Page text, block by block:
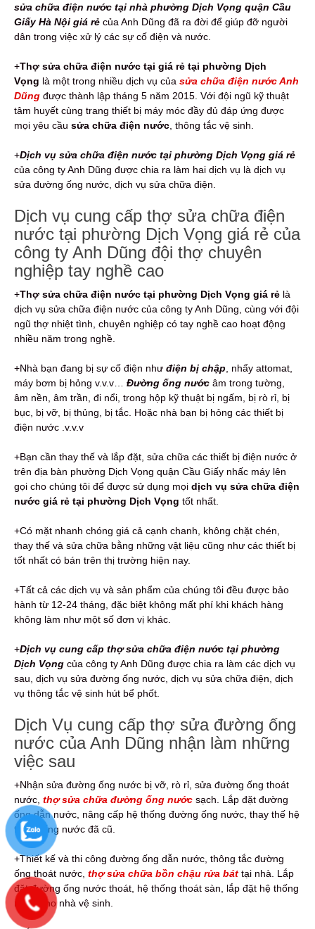
sửa chữa điện nước tại nhà phường Dịch Vọng quận Cầu
Giấy Hà Nội giá rẻ của Anh Dũng đã ra đời để giúp đỡ người
dân trong việc xử lý các sự cố điện và nước.
+Thợ sửa chữa điện nước tại giá rẻ tại phường Dịch
Vọng là một trong nhiều dịch vụ của sửa chữa điện nước Anh
Dũng được thành lập tháng 5 năm 2015. Với đội ngũ kỹ thuật
tâm huyết cùng trang thiết bị máy móc đầy đủ đáp ứng được
mọi yêu cầu sửa chữa điện nước , thông tắc vệ sinh.
+Dịch vụ sửa chữa điện nước tại phường Dịch Vọng giá rẻ
của công ty Anh Dũng được chia ra làm hai dịch vụ là dịch vụ
sửa đường ống nước, dịch vụ sửa chữa điện.
Dịch vụ cung cấp thợ sửa chữa điện
nước tại phường Dịch Vọng giá rẻ của
công ty Anh Dũng đội thợ chuyên
nghiệp tay nghề cao
+Thợ sửa chữa điện nước tại phường Dịch Vọng giá rẻ là
dịch vụ sửa chữa điện nước của công ty Anh Dũng, cùng với đội
ngũ thợ nhiệt tình, chuyên nghiệp có tay nghề cao hoạt động
nhiều năm trong nghề.
+Nhà bạn đang bị sự cố điện như điện bị chập , nhẩy attomat,
máy bơm bị hỏng v.v.v… Đường ống nước âm trong tường,
âm nền, âm trần, đi nổi, trong hộp kỹ thuật bị ngấm, bị rò rỉ, bị
bục, bị vỡ, bị thủng, bị tắc. Hoặc nhà bạn bị hỏng các thiết bị
điện nước .v.v.v
+Bạn cần thay thế và lắp đặt, sửa chữa các thiết bị điện nước ở
trên địa bàn phường Dịch Vọng quận Cầu Giấy nhấc máy lên
gọi cho chúng tôi để được sử dụng mọi dịch vụ sửa chữa điện
nước giá rẻ tại phường Dịch Vọng tốt nhất.
+Có mặt nhanh chóng giá cả cạnh chanh, không chặt chén,
thay thế và sửa chữa bằng những vật liệu cũng như các thiết bị
tốt nhất có bán trên thị trường hiện nay.
+Tất cả các dịch vụ và sản phẩm của chúng tôi đều được bảo
hành từ 12-24 tháng, đặc biệt không mất phí khi khách hàng
không làm như một số đơn vị khác.
+Dịch vụ cung cấp thợ sửa chữa điện nước tại phường
Dịch Vọng của công ty Anh Dũng được chia ra làm các dịch vụ
sau, dịch vụ sửa đường ống nước, dịch vụ sửa chữa điện, dịch
vụ thông tắc vệ sinh hút bể phốt.
Dịch Vụ cung cấp thợ sửa đường ống
nước của Anh Dũng nhận làm những
việc sau
+Nhận sửa đường ống nước bị vỡ, rò rỉ, sửa đường ống thoát
nước, thợ sửa chữa đường ống nước sạch. Lắp đặt đường
ống dẫn nước, nâng cấp hệ thống đường ống nước, thay thế hệ
thống ống nước đã cũ.
+Thiết kế và thi công đường ống dẫn nước, thông tắc đường
ống thoát nước, thợ sửa chữa bồn chậu rửa bát tại nhà. Lắp
đặt đường ống nước thoát, hệ thống thoát sàn, lắp đặt hệ thống
nước cho nhà vệ sinh.